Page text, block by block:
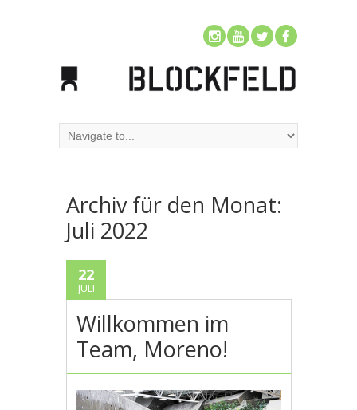
Archiv für den Monat:
Juli 2022
22
JULI
Willkommen im
Team, Moreno!